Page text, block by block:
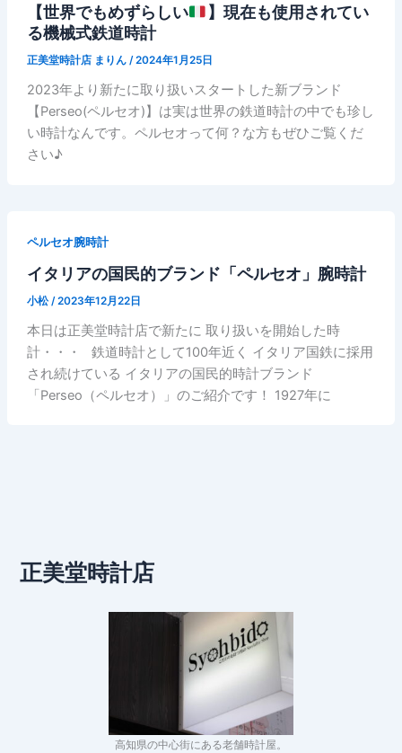
【世界でもめずらしい
】現在も使用されてい
る機械式鉄道時計
正美堂時計店 まりん /2024年1月25日
2023年より新たに取り扱いスタートした新ブランド
【Perseo(ペルセオ)】は実は世界の鉄道時計の中でも珍し
い時計なんです。ペルセオって何？な方もぜひご覧くだ
さい♪
ペルセオ腕時計
イタリアの国民的ブランド「ペルセオ」腕時計
小松 /2023年12月22日
本日は正美堂時計店で新たに 取り扱いを開始した時
計・・・ 鉄道時計として100年近く イタリア国鉄に採用
され続けている イタリアの国民的時計ブランド
「Perseo（ペルセオ）」のご紹介です！ 1927年に
正美堂時計店
高知県の中心街にある老舗時計屋。